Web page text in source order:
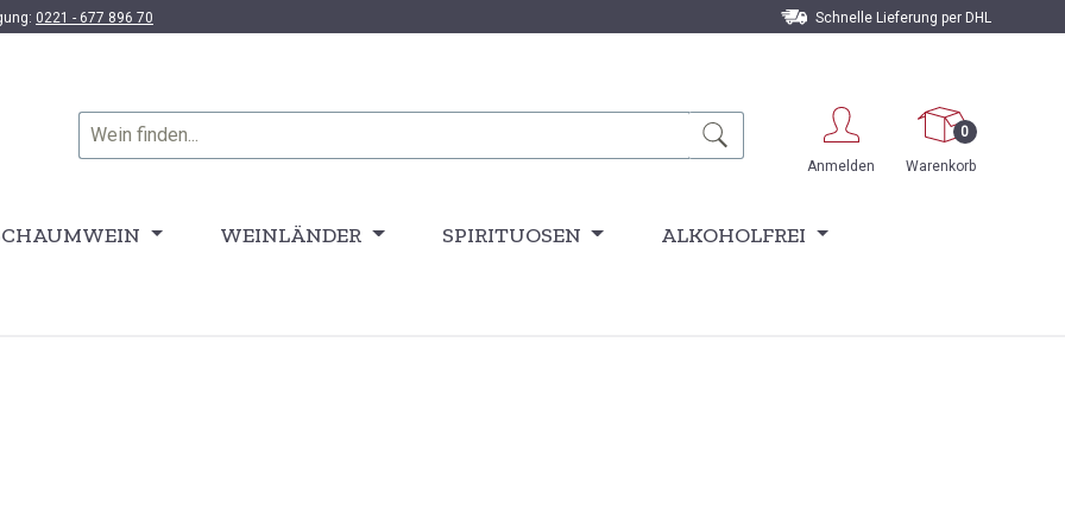
0221 - 677 896 70 Schnelle Lieferung per DHL
Anmelden
0
Warenkorb
WEINLÄNDER SPIRITUOSEN ALKOHOLFREI